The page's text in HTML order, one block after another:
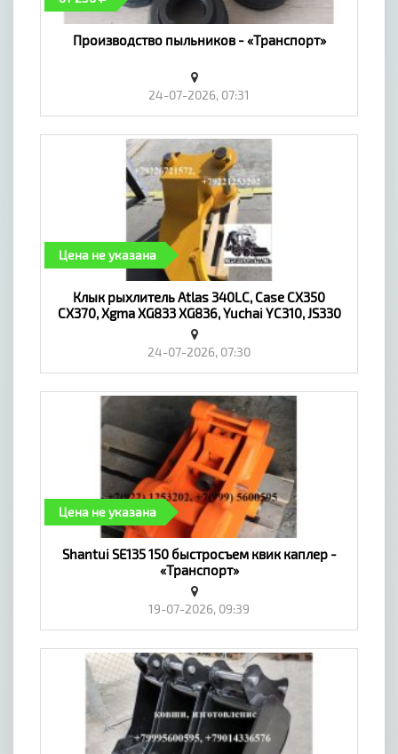
Производство пыльников - «Транспорт»
24-07-2026, 07:31
Цена не указана
Клык рыхлитель Atlas 340LC, Case CX350
CX370, Xgma XG833 XG836, Yuchai YC310, JS330
JS385, Umg E330C - «Транспорт»
24-07-2026, 07:30
Цена не указана
​Shantui SE135 150 быстросъем квик каплер -
«Транспорт»
19-07-2026, 09:39